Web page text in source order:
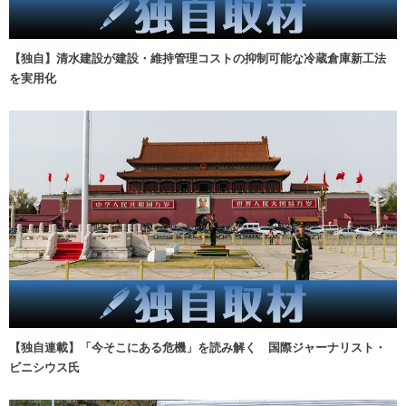
【独自】清水建設が建設・維持管理コストの抑制可能な冷蔵倉庫新工法
を実用化
【独自連載】「今そこにある危機」を読み解く 国際ジャーナリスト・
ビニシウス氏